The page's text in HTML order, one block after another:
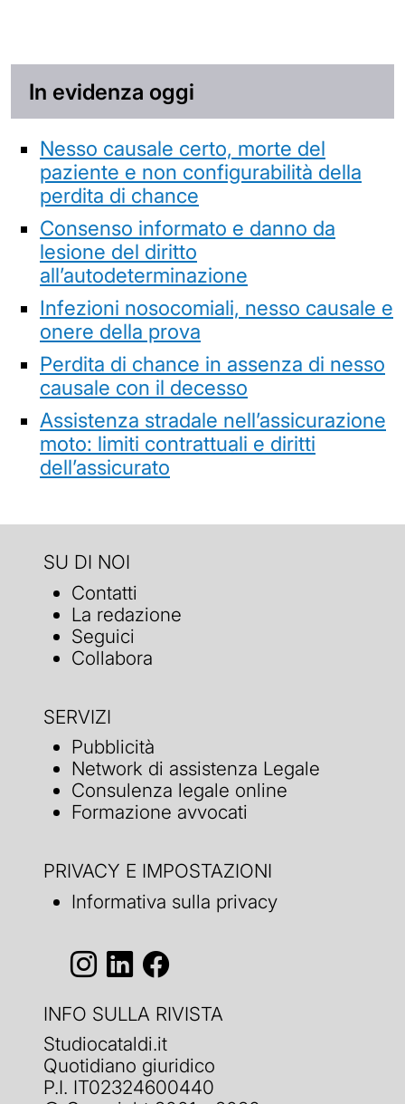
In evidenza oggi
Nesso causale certo, morte del
paziente e non configurabilità della
perdita di chance
Consenso informato e danno da
lesione del diritto
all’autodeterminazione
Infezioni nosocomiali, nesso causale e
onere della prova
Perdita di chance in assenza di nesso
causale con il decesso
Assistenza stradale nell’assicurazione
moto: limiti contrattuali e diritti
dell’assicurato
SU DI NOI
Contatti
La redazione
Seguici
Collabora
SERVIZI
Pubblicità
Network di assistenza Legale
Consulenza legale online
Formazione avvocati
PRIVACY E IMPOSTAZIONI
Informativa sulla privacy
INFO SULLA RIVISTA
Studiocataldi.it
Quotidiano giuridico
P.I. IT02324600440